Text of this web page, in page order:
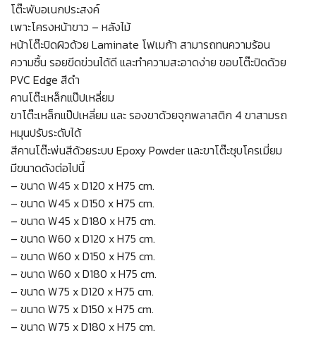
โต๊ะพับอเนกประสงค์
เพาะโครงหน้าขาว – หลังไม้
หน้าโต๊ะปิดผิวด้วย Laminate โฟเมก้า สามารถทนความร้อน
ความชื้น รอยขีดข่วนได้ดี และทำความสะอาดง่าย ขอบโต๊ะปิดด้วย
PVC Edge สีดำ
คานโต๊ะเหล็กแป๊ปเหลี่ยม
ขาโต๊ะเหล็กแป๊ปเหลี่ยม และ รองขาด้วยจุกพลาสติก 4 ขาสามรถ
หมุนปรับระดับได้
สีคานโต๊ะพ่นสีด้วยระบบ Epoxy Powder และขาโต๊ะชุบโครเมี่ยม
มีขนาดดังต่อไปนี้
– ขนาด W45 x D120 x H75 cm.
– ขนาด W45 x D150 x H75 cm.
– ขนาด W45 x D180 x H75 cm.
– ขนาด W60 x D120 x H75 cm.
– ขนาด W60 x D150 x H75 cm.
– ขนาด W60 x D180 x H75 cm.
– ขนาด W75 x D120 x H75 cm.
– ขนาด W75 x D150 x H75 cm.
– ขนาด W75 x D180 x H75 cm.